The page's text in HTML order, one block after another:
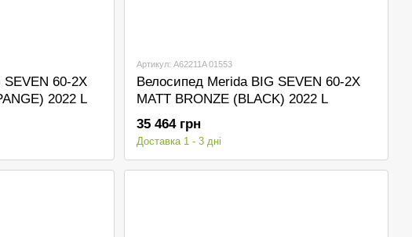
60-2X
2022 L
Артикул: A62211A 01553
Велосипед Merida BIG SEVEN 60-2X
MATT BRONZE (BLACK) 2022 L
35 464 грн
Доставка 1 - 3 дні